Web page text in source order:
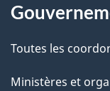
Toutes les
Ministères et